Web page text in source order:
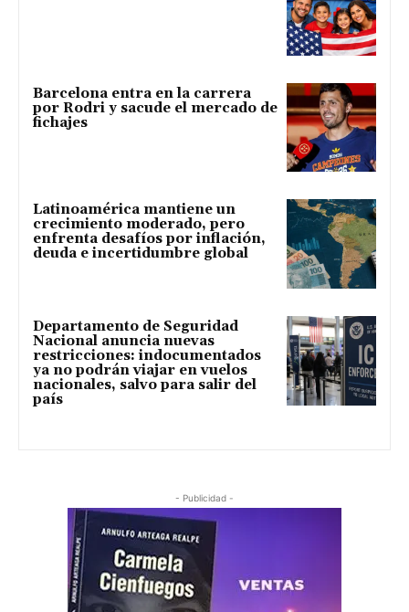
Barcelona entra en la carrera
por Rodri y sacude el mercado de
fichajes
Latinoamérica mantiene un
crecimiento moderado, pero
enfrenta desafíos por inflación,
deuda e incertidumbre global
Departamento de Seguridad
Nacional anuncia nuevas
restricciones: indocumentados
ya no podrán viajar en vuelos
nacionales, salvo para salir del
país
- Publicidad -